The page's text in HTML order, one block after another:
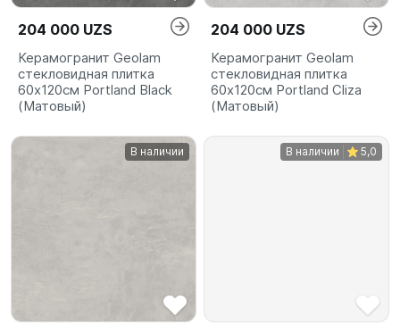
204 000 UZS
Керамогранит Geolam
стекловидная плитка
60х120см Portland Black
(Матовый)
204 000 UZS
Керамогранит Geolam
стекловидная плитка
60х120см Portland Cliza
(Матовый)
В наличии В наличии 5,0